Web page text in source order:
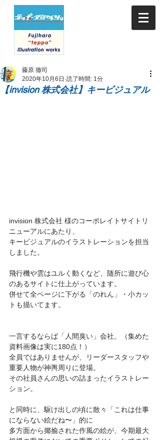
【invision 株式会社】キービジュアル
藤原 徹司
2020年10月6日 読了時間: 1分
invision 株式会社 様のコーポレイトサイトリ
ニューアルにあたり、
キービジュアルのイラストレーションを担当
しました。
飛行機や雲はユルく動くなど、随所に遊び心
のあるサイトに仕上がっています。
併せて全ページに下がる「のれん」・小カッ
トも描いてます。
一言するならば「人間臭い」会社。（集めた
資料画像は実に180点！）
全員ではありませんが、リーダースタッフや
重要人物が神輿周りに登場。
その社員さんの思いの詰まったイラストレー
ション。
と同時に、駆け出しの頃に散々「これは仕事
にならない絵だね〜」的に
多方面から揶揄された作風の絵が、今期最大